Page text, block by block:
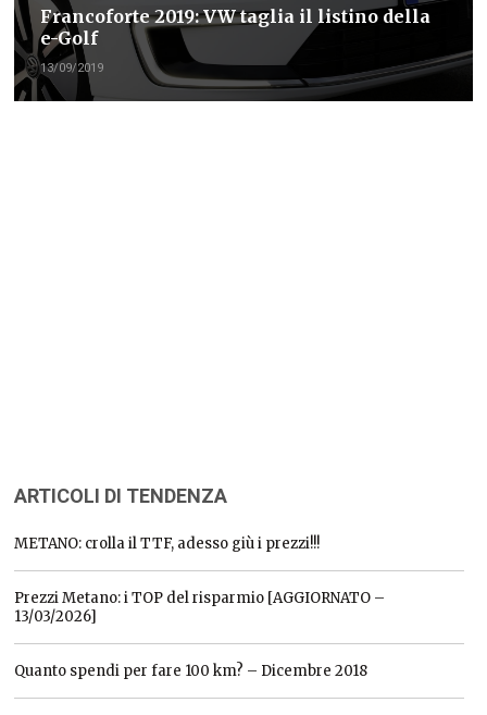
Francoforte 2019: VW taglia il listino della
e-Golf
13/09/2019
ARTICOLI DI TENDENZA
METANO: crolla il TTF, adesso giù i prezzi!!!
Prezzi Metano: i TOP del risparmio [AGGIORNATO –
13/03/2026]
Quanto spendi per fare 100 km? – Dicembre 2018